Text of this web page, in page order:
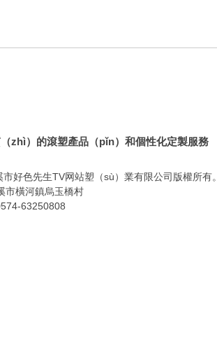
zhì）的滾塑產品（pǐn）和個性化定製服務
好色先生TV网站塑（sù）業有限公司版權所有。
市橫河鎮烏玉橋村
63250808